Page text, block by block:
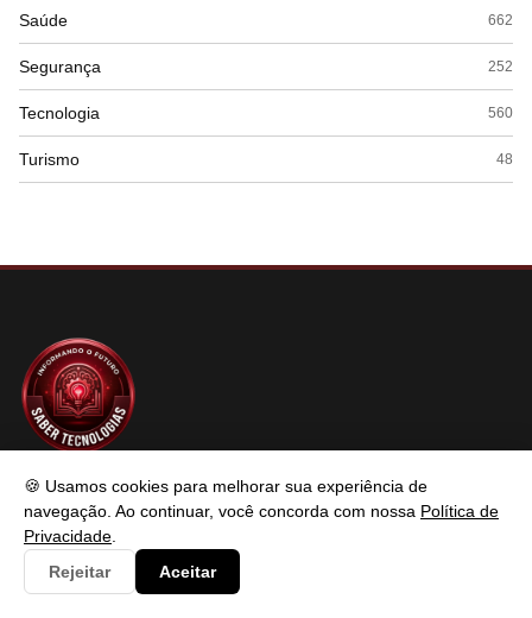
🍪 Usamos cookies para melhorar sua experiência de
navegação. Ao continuar, você concorda com nossa Política de
Privacidade
Rejeitar
Aceitar
Saúde 662
Segurança 252
Tecnologia 560
Turismo 48
Saber Tecnologias é um portal de conteúdo atualizado com foco
em informar e resolver os problemas do usuários de maneira